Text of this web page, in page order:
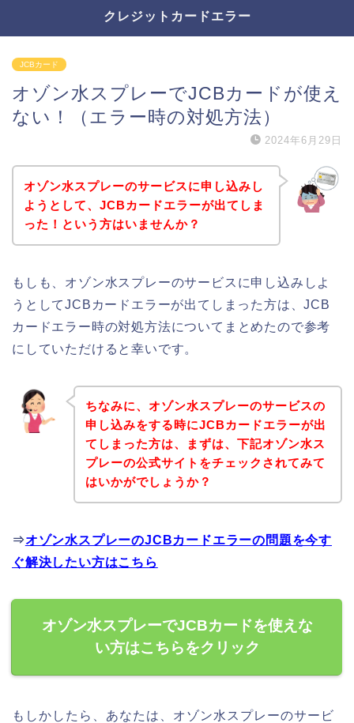
クレジットカードエラー
JCBカード
オゾン水スプレーでJCBカードが使え
ない！（エラー時の対処方法）
2024年6月29日
オゾン水スプレーのサービスに申し込みし
ようとして、JCBカードエラーが出てしま
った！という方はいませんか？
もしも、オゾン水スプレーのサービスに申し込みしよ
うとしてJCBカードエラーが出てしまった方は、JCB
カードエラー時の対処方法についてまとめたので参考
にしていただけると幸いです。
ちなみに、オゾン水スプレーのサービスの
申し込みをする時にJCBカードエラーが出
てしまった方は、まずは、下記オゾン水ス
プレーの公式サイトをチェックされてみて
はいかがでしょうか？
⇒オゾン水スプレーのJCBカードエラーの問題を今す
ぐ解決したい方はこちら
オゾン水スプレーでJCBカードを使えな
い方はこちらをクリック
もしかしたら、あなたは、オゾン水スプレーのサービ